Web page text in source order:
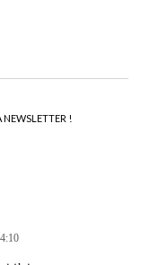
NEWSLETTER !